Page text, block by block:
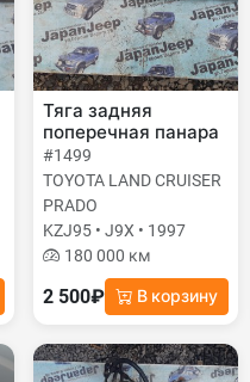
Тяга задняя
поперечная панара
#1499
TOYOTA LAND CRUISER
PRADO
KZJ95 • J9X • 1997
180 000 км
2 500₽ В корзину